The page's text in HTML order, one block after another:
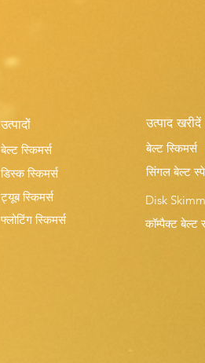
उत्पादों
बेल्ट स्किमर्स
डिस्क स्किमर्स
ट्यूब स्किमर्स
फ्लोटिंग स्किमर्स
उत्पाद खरीदें
बेल्ट स्किमर्स
सिंगल बेल्ट
Disk
कॉम्पैक्ट बेल्ट